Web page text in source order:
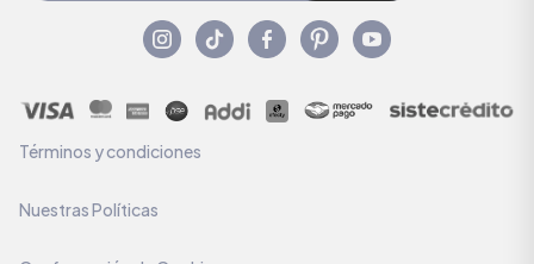
Términos y condiciones
Nuestras Políticas